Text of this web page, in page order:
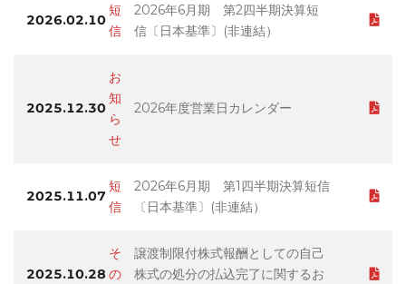
2026.02.10
短
信
2026年6月期 第2四半期決算短
信〔日本基準〕(非連結）
2025.12.30
お
知
ら
せ
2026年度営業日カレンダー
2025.11.07
短
信
2026年6月期 第1四半期決算短信
〔日本基準〕(非連結）
2025.10.28
そ
の
譲渡制限付株式報酬としての自己
株式の処分の払込完了に関するお